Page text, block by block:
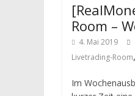
Room –
4. Mai 2019
Livetrading-Room,
Im